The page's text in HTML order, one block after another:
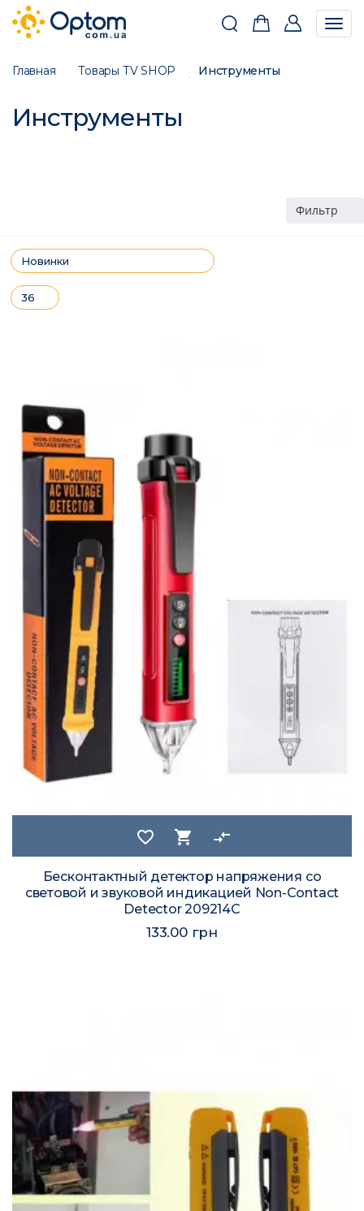
Главная
Товары ТV SHOP Инструменты
Инструменты
Фильтр
favorite_border shopping_cart compare_arrows
Бесконтактный детектор напряжения со
световой и звуковой индикацией Non-Contact
Detector 209214C
133.00 грн